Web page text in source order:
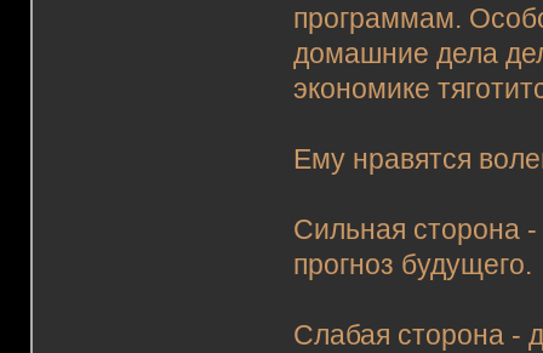
программам.
домашние дела
экономике
Ему нравятся
Сильная сторона
прогноз будущего.
Слабая сторона -